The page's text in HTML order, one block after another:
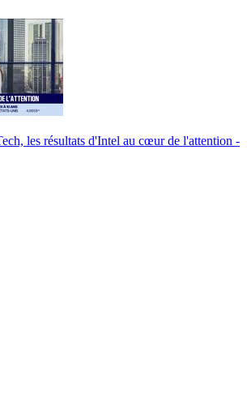
les résultats d'Intel au cœur de l'attention -